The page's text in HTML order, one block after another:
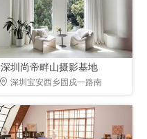
深圳尚帝畔山摄影基地
深圳宝安西乡固戍一路南